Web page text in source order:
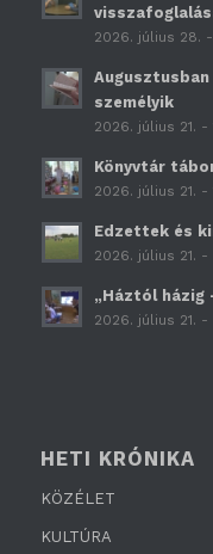
2026. július 28. -
személyik
2026. július 21. -
Könyvtár
2026. július 21. -
Edzettek és
2026. július 21. -
„Háztól házig
2026. július 21. -
HETI KRÓNIKA
KÖZÉLET
KULTÚRA